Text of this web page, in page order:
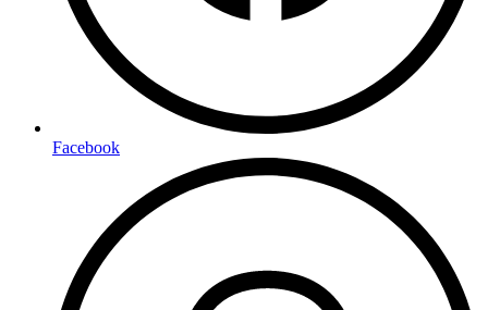
Facebook